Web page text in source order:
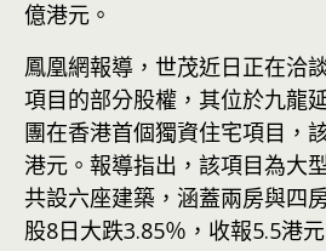
億港元。
鳳凰網報導，世茂近日正在洽
項目的部分股權，其位於九龍
團在香港首個獨資住宅項目，
港元。報導指出，該項目為大
共設六座建築，涵蓋兩房與四
股8日大跌3.85％，收報5.5港元